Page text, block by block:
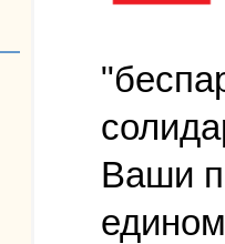
Ваши